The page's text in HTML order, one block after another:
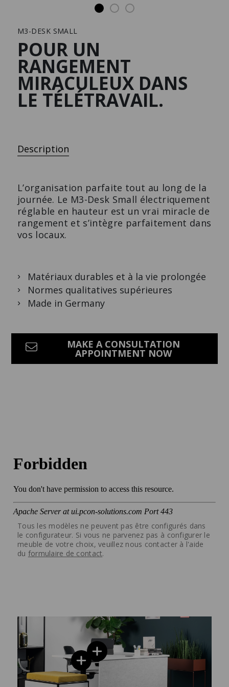
BUFFET LES COULEURS®
LE CORBUSIER
Le design classique.
CAISSON ROULANT
COUSSIN D'ASSISE
Le caisson à roulettes
Presse
M3-DESK SMALL
POUR UN
RANGEMENT
MIRACULEUX DANS
LE TÉLÉTRAVAIL.
Description
L’organisation parfaite tout au long de la
journée. Le M3-Desk Small électriquement
réglable en hauteur est un vrai miracle de
rangement et s’intègre parfaitement dans
vos locaux.
Matériaux durables et à la vie prolongée
Normes qualitatives supérieures
Made in Germany
MAKE A CONSULTATION
APPOINTMENT NOW
Tous les modèles ne peuvent pas être configurés dans
le configurateur. Si vous ne parvenez pas à configurer le
meuble de votre choix, veuillez nous contacter à l'aide
du formulaire de contact.